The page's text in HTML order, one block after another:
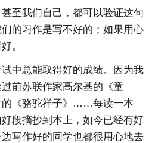
至我们自己，都可以验证这句
的习作是写不好的；如果用心
。
中总能取得好的成绩。因为我
前苏联作家高尔基的《童
的《骆驼祥子》……每读一本
段摘抄到本上，如今已经有好
写作好的同学也都很用心地去